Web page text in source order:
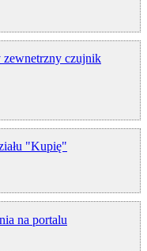
czujnik
"Kupię"
na portalu